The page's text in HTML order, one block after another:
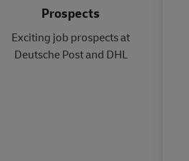
Prospects
Exciting job prospects at
Deutsche Post and DHL